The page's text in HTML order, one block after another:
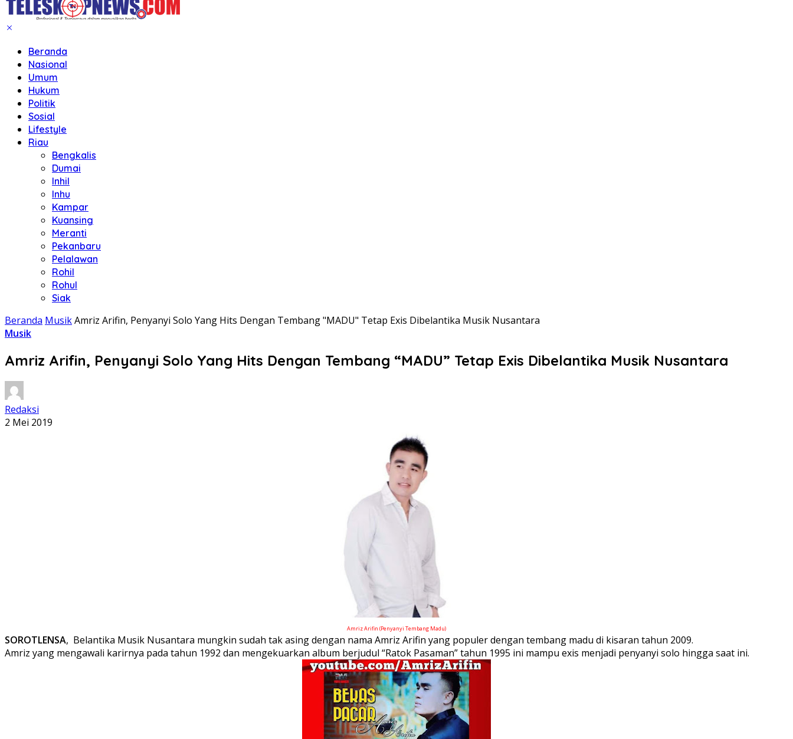
Beranda
Nasional
Umum
Hukum
Politik
Sosial
Lifestyle
Riau
Bengkalis
Dumai
Inhil
Inhu
Kampar
Kuansing
Meranti
Pekanbaru
Pelalawan
Rohil
Rohul
Siak
Beranda MusikAmriz Arifin, Penyanyi Solo Yang Hits Dengan Tembang "MADU" Tetap Exis Dibelantika Musik Nusantara
Musik
Amriz Arifin, Penyanyi Solo Yang Hits Dengan Tembang “MADU” Tetap Exis Dibelantika Musik Nusantara
Redaksi
2 Mei 2019
Amriz Arifin (Penyanyi Tembang Madu)
SOROTLENSA, Belantika Musik Nusantara mungkin sudah tak asing dengan nama Amriz Arifin yang populer dengan tembang madu di kisaran tahun 2009.
Amriz yang mengawali karirnya pada tahun 1992 dan mengekuarkan album berjudul “Ratok Pasaman” tahun 1995 ini mampu exis menjadi penyanyi solo hingga saat ini.